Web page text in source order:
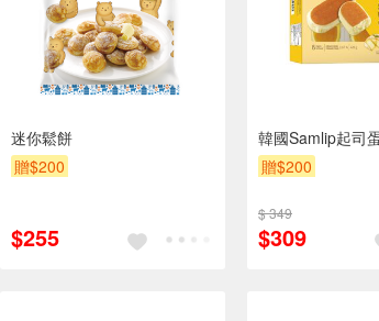
迷你鬆餅
贈$200
$255
韓國Samlip起司
贈$200
$ 349
$309